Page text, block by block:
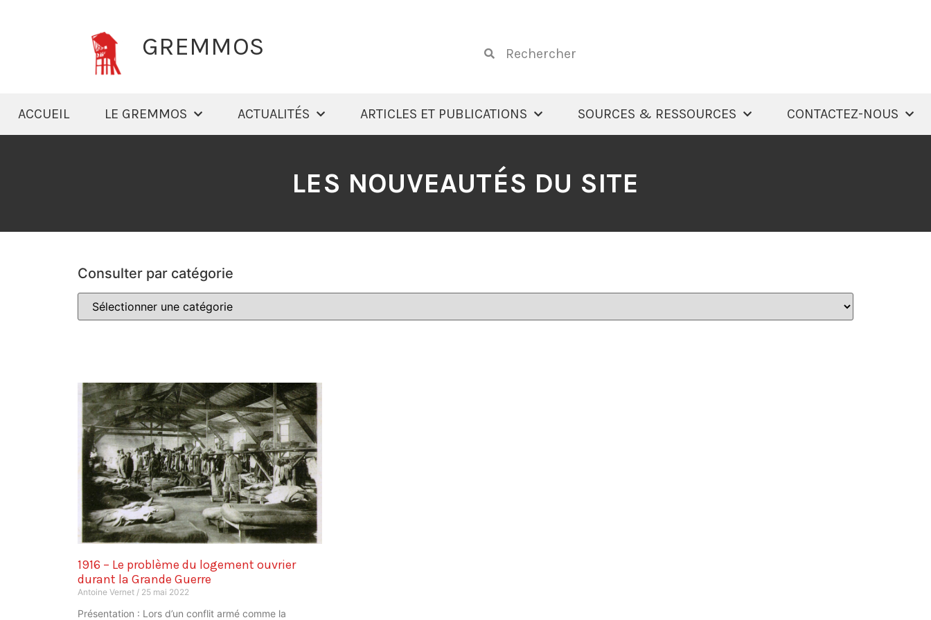
GREMMOS
ACCUEIL LE GREMMOS ACTUALITÉS ARTICLES ET PUBLICATIONS SOURCES & RESSOURCES CONTACTEZ-NOUS
LES NOUVEAUTÉS DU SITE
Consulter par catégorie
1916 – Le problème du logement ouvrier
durant la Grande Guerre
Antoine Vernet 25 mai 2022
Présentation : Lors d’un conflit armé comme la